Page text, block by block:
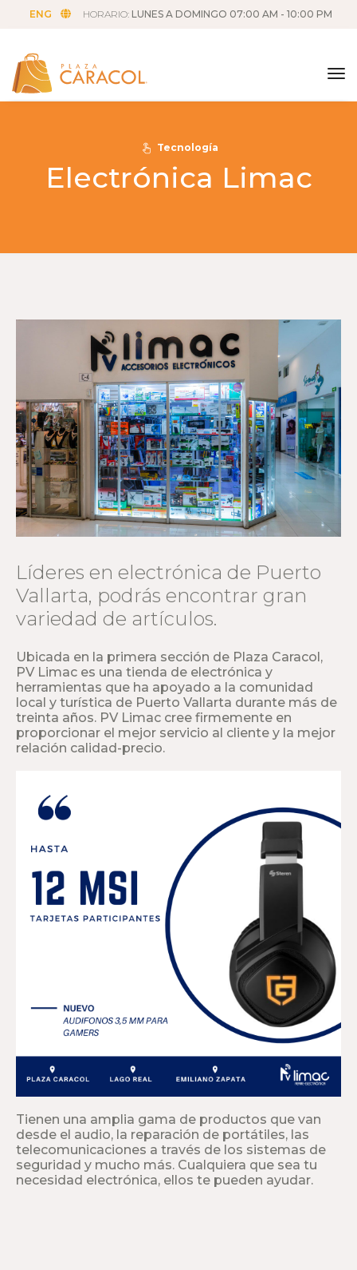
ENG HORARIO: LUNES A DOMINGO 07:00 AM - 10:00 PM
Tecnología
Electrónica Limac
Líderes en electrónica de Puerto
Vallarta, podrás encontrar gran
variedad de artículos.
Ubicada en la primera sección de Plaza Caracol,
PV Limac es una tienda de electrónica y
herramientas que ha apoyado a la comunidad
local y turística de Puerto Vallarta durante más de
treinta años. PV Limac cree firmemente en
proporcionar el mejor servicio al cliente y la mejor
relación calidad-precio.
Tienen una amplia gama de productos que van
desde el audio, la reparación de portátiles, las
telecomunicaciones a través de los sistemas de
seguridad y mucho más. Cualquiera que sea tu
necesidad electrónica, ellos te pueden ayudar.